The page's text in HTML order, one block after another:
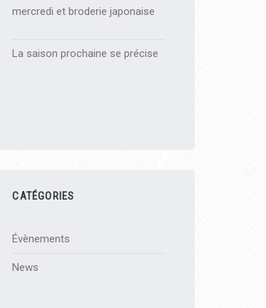
mercredi et broderie japonaise
La saison prochaine se précise
CATÉGORIES
Évènements
News